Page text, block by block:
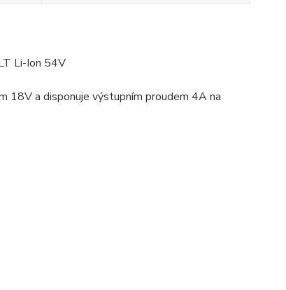
Li-Ion 54V
18V a disponuje výstupním proudem 4A na